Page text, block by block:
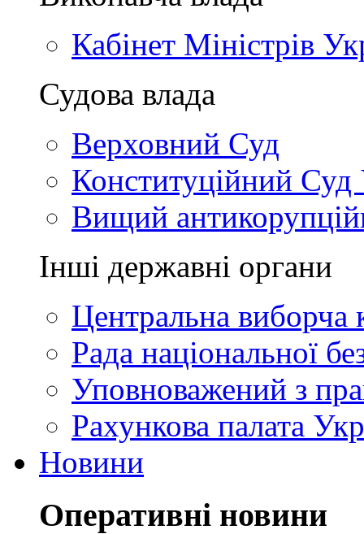
Кабінет Міністрів
Судова влада
Верховний Суд
Конституційний Суд
Вищий
Інші державні органи
Центральна виборча
Рада національної
Уповноважений з
Рахункова палата
Новини
Оперативні новини